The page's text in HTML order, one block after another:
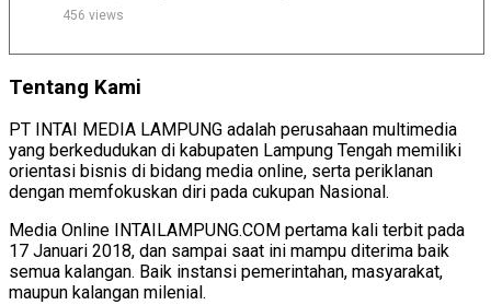
456 views
Tentang Kami
PT INTAI MEDIA LAMPUNG adalah perusahaan multimedia
yang berkedudukan di kabupaten Lampung Tengah memiliki
orientasi bisnis di bidang media online, serta periklanan
dengan memfokuskan diri pada cukupan Nasional.
Media Online INTAILAMPUNG.COM pertama kali terbit pada
17 Januari 2018, dan sampai saat ini mampu diterima baik
semua kalangan. Baik instansi pemerintahan, masyarakat,
maupun kalangan milenial.